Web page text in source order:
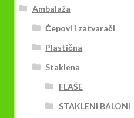
Ambalaža
Čepovi i zatvarači
Plastična
Staklena
FLAŠE
STAKLENI BALONI